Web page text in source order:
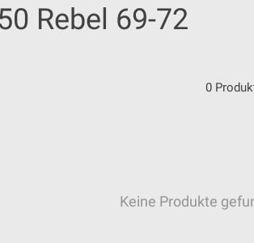
Rebel 69-72
0
Keine Produkte